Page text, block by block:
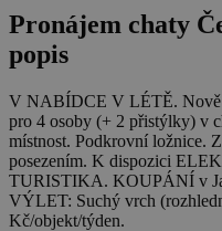
Pronájem chaty
popis
V NABÍDCE V LÉTĚ. Nově
pro 4 osoby (+ 2 přistýlky) v
místnost. Podkrovní ložnice.
posezením. K dispozici
TURISTIKA. KOUPÁNÍ v
VÝLET: Suchý vrch
Kč/objekt/týden.